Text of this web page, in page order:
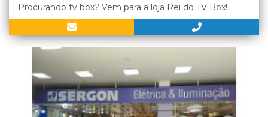
Procurando tv box? Vem para a loja Rei do TV Box!